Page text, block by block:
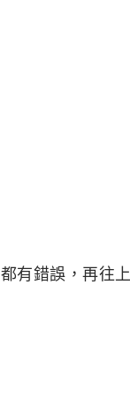
有錯誤，再往上